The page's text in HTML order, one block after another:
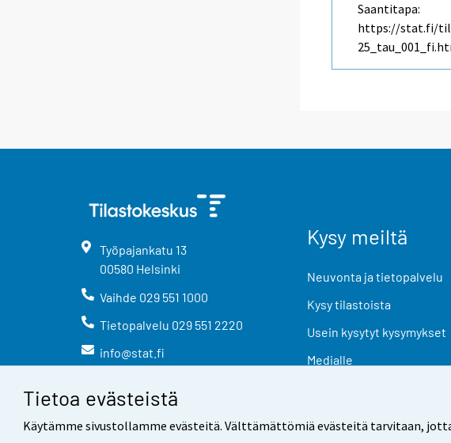
Tietoa evästeistä
Käytämme sivustollamme evästeitä. Välttämättömiä evästeitä tarvitaan,
Saantitapa:
https://stat.fi/til/
Työpajankatu 13
00580 Helsinki
Vaihde 029 551 1000
Tietopalvelu 029 551 2220
info@stat.fi
Kysy meiltä
Neuvonta ja tietopalvelu
Kysy tilastoista
Usein kysytyt kysymykset
Medialle